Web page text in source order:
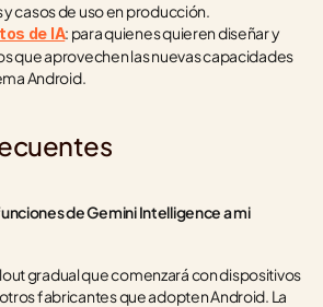
casos de uso en producción.
de IA: para quienes quieren diseñar y
que aprovechen las nuevas capacidades
Android.
de Gemini Intelligence a mi
gradual que comenzará con dispositivos
fabricantes que adopten Android. La